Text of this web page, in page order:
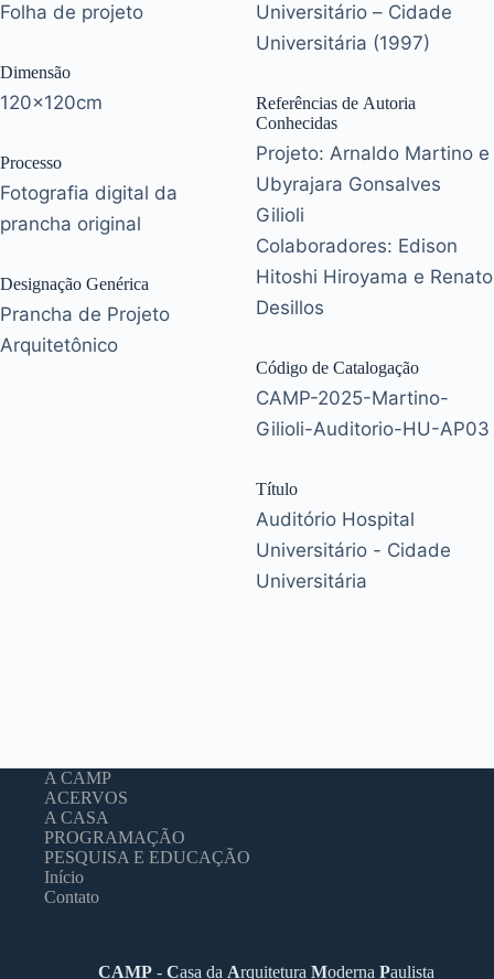
Folha de projeto
Dimensão
120x120cm
Processo
Fotografia digital da
prancha original
Designação Genérica
Prancha de Projeto
Arquitetônico
Universitário – Cidade
Universitária (1997)
Referências de Autoria
Conhecidas
Projeto: Arnaldo Martino e
Ubyrajara Gonsalves
Gilioli
Colaboradores: Edison
Hitoshi Hiroyama e Renato
Desillos
Código de Catalogação
CAMP-2025-Martino-
Gilioli-Auditorio-HU-AP03
Título
Auditório Hospital
Universitário - Cidade
Universitária
A CAMP
ACERVOS
A CASA
PROGRAMAÇÃO
PESQUISA E EDUCAÇÃO
Início
Contato
CAMP -Casa da ArquiteturaModernaPaulista